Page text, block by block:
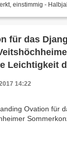
einstimmig -
für das
Leichtigkeit
14:22